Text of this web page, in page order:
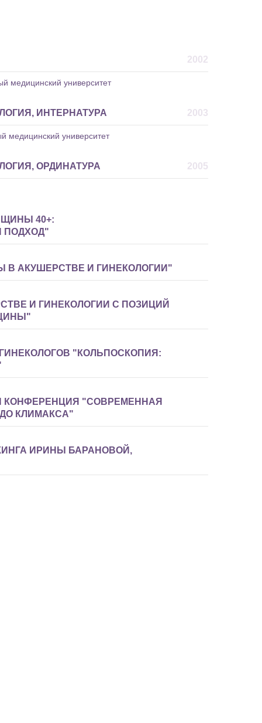
2002
медицинский университет
ИНТЕРНАТУРА 2003
медицинский университет
ОРДИНАТУРА 2005
40+:
ПОДХОД"
В АКУШЕРСТВЕ И ГИНЕКОЛОГИИ"
И ГИНЕКОЛОГИИ С ПОЗИЦИЙ
"КОЛЬПОСКОПИЯ:
КОНФЕРЕНЦИЯ "СОВРЕМЕННАЯ
КЛИМАКСА"
ИРИНЫ БАРАНОВОЙ,